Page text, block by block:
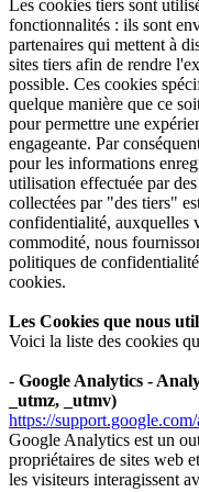
Les cookies tiers sont
fonctionnalités : ils sont
partenaires qui mettent à
sites tiers afin de rendre
possible. Ces cookies
quelque manière que ce
pour permettre une
engageante. Par
pour les informations
utilisation effectuée par
collectées par "des tiers"
confidentialité, auxquelles
commodité, nous
politiques de
cookies.
Les Cookies que nous
Voici la liste des cookies
- Google Analytics -
_utmz, _utmv)
https://
Google Analytics est un
propriétaires de sites web
les visiteurs interagissent